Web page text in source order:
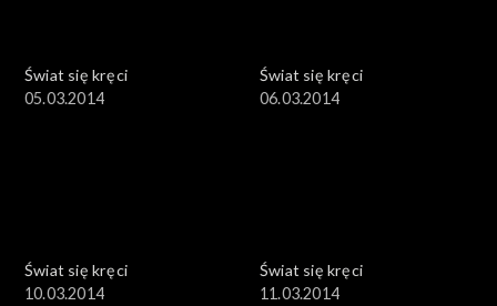
Świat się kręci
05.03.2014
Świat się kręci
06.03.2014
Świat się kręci
10.03.2014
Świat się kręci
11.03.2014